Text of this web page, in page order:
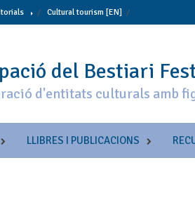
Cultural tourism [EN]
del Bestiari
d'entitats culturals amb
LLIBRES I PUBLICACIONS